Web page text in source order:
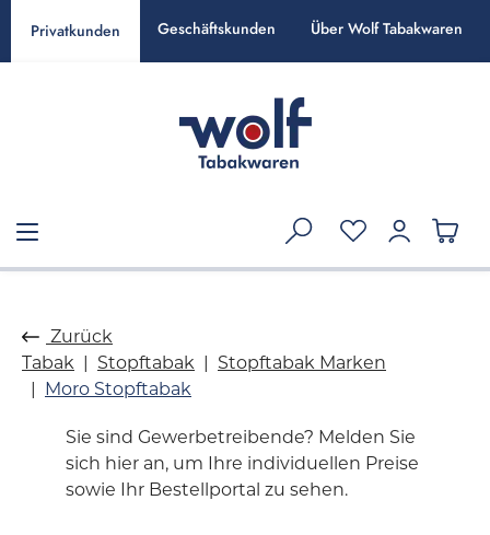
springen
Privatkunden Geschäftskunden Über Wolf Tabakwaren
Zurück
Tabak
Stopftabak
Stopftabak Marken
Moro Stopftabak
Sie sind Gewerbetreibende? Melden Sie
sich hier an, um Ihre individuellen Preise
sowie Ihr Bestellportal zu sehen.